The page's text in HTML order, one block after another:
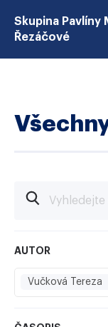
Skupina Pavlíny
Řezáčové
AUTOR
Vučková Tereza